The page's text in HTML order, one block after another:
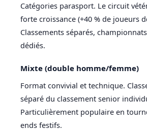
Catégories parasport. Le circuit
forte croissance (+40 % de joueurs
Classements séparés,
dédiés.
Mixte (double homme/femme)
Format convivial et technique.
séparé du classement senior
Particulièrement populaire en
ends festifs.